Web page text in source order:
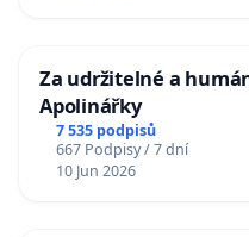
Za udržitelné a
Apolinářky
7 535 podpisů
667 Podpisy / 7 dní
10 Jun 2026